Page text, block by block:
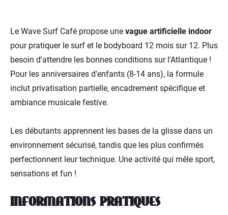
Le Wave Surf Café propose une vague artificielle indoor
pour pratiquer le surf et le bodyboard 12 mois sur 12. Plus
besoin d'attendre les bonnes conditions sur l'Atlantique !
Pour les anniversaires d'enfants (8-14 ans), la formule
inclut privatisation partielle, encadrement spécifique et
ambiance musicale festive.
Les débutants apprennent les bases de la glisse dans un
environnement sécurisé, tandis que les plus confirmés
perfectionnent leur technique. Une activité qui mêle sport,
sensations et fun !
INFORMATIONS PRATIQUES